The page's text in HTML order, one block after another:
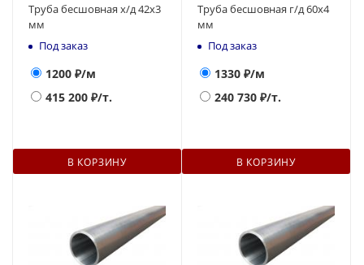
Труба бесшовная х/д 42х3
мм
Под заказ
1200 ₽/м
415 200 ₽/т.
В КОРЗИНУ
Труба бесшовная г/д 60х4
мм
Под заказ
1330 ₽/м
240 730 ₽/т.
В КОРЗИНУ